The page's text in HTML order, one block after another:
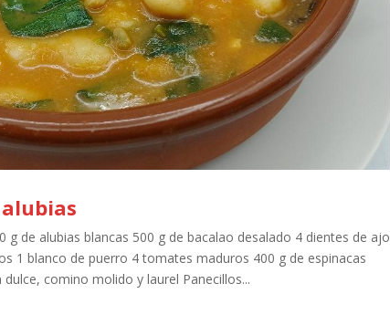
g de alubias blancas 500 g de bacalao desalado 4 dientes de ajo
1 blanco de puerro 4 tomates maduros 400 g de espinacas
comino molido y laurel Panecillos...